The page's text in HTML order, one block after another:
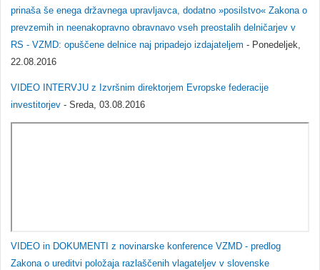
prinaša še enega državnega upravljavca, dodatno »posilstvo« Zakona o
prevzemih in neenakopravno obravnavo vseh preostalih delničarjev v
RS - VZMD: opuščene delnice naj pripadejo izdajateljem - Ponedeljek,
22.08.2016
VIDEO INTERVJU z Izvršnim direktorjem Evropske federacije
investitorjev - Sreda, 03.08.2016
VIDEO in DOKUMENTI z novinarske konference VZMD - predlog
Zakona o ureditvi položaja razlaščenih vlagateljev v slovenske